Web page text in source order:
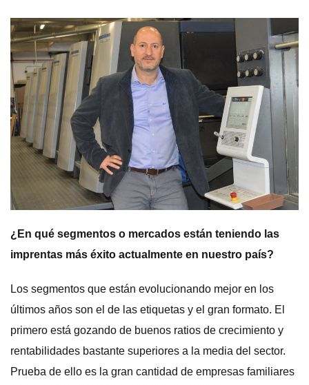
¿En qué segmentos o mercados están teniendo las
imprentas más éxito actualmente en nuestro país?
Los segmentos que están evolucionando mejor en los
últimos años son el de las etiquetas y el gran formato. El
primero está gozando de buenos ratios de crecimiento y
rentabilidades bastante superiores a la media del sector.
Prueba de ello es la gran cantidad de empresas familiares